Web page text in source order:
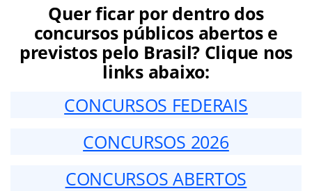
Quer ficar por dentro dos
concursos públicos abertos e
previstos pelo Brasil? Clique nos
links abaixo:
CONCURSOS FEDERAIS
CONCURSOS 2026
CONCURSOS ABERTOS